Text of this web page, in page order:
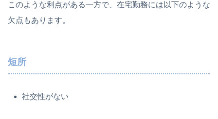
このような利点がある一方で、在宅勤務には以下のような
欠点もあります。
短所
社交性がない